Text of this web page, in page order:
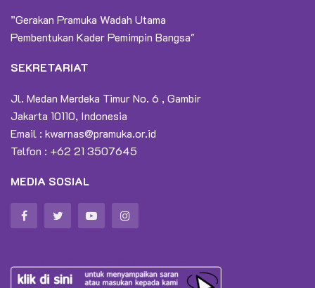
”Gerakan Pramuka Wadah Utama
Pembentukan Kader Pemimpin Bangsa"
SEKRETARIAT
Jl. Medan Merdeka Timur No. 6 , Gambir
Jakarta 10110, Indonesia
Email : kwarnas@pramuka.or.id
Telfon : +62 21 3507645
MEDIA SOSIAL